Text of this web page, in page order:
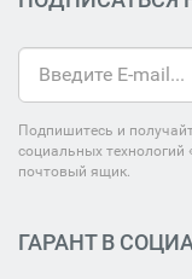
Подпишитесь и
социальных
почтовый ящик.
ГАРАНТ В